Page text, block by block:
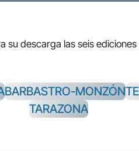
su descarga las seis ediciones
BARBASTRO-MONZÓN
TARAZONA